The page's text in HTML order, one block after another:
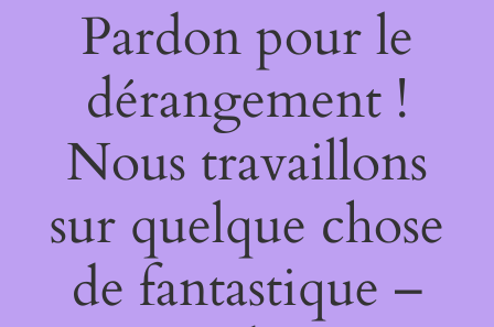
Pardon pour le
dérangement !
Nous travaillons
sur quelque chose
de fantastique –